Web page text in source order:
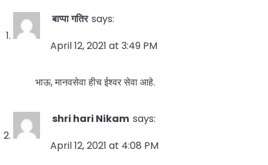
बाप्पा गतिर says:
April 12, 2021 at 3:49 PM
भाऊ, मानवसेवा हीच ईश्वर सेवा आहे.
shri hari Nikam says:
April 12, 2021 at 4:08 PM